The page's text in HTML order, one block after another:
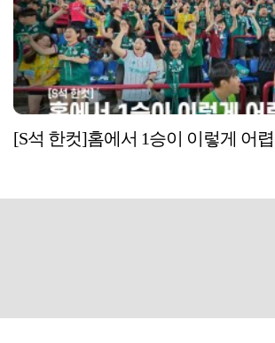
[S석 한컷]홈에서 1승이 이렇게 어